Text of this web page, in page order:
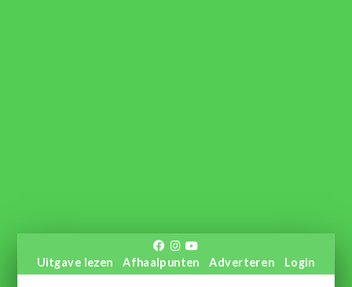
Uitgave lezen Afhaalpunten Adverteren Login